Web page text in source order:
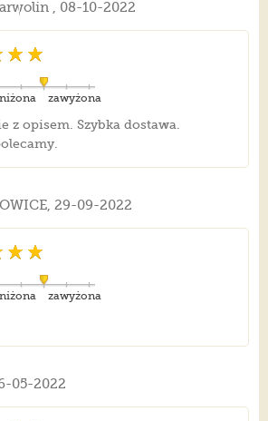
, 08-10-2022
zawyżona
z opisem. Szybka dostawa.
29-09-2022
zawyżona
05-2022